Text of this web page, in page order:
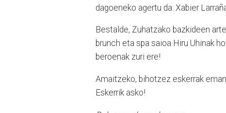
dagoeneko agertu da: Xabier
Bestalde, Zuhatzako bazkideen
brunch eta spa saioa Hiru Uhinak
beroenak zuri ere!
Amaitzeko, bihotzez eskerrak
Eskerrik asko!